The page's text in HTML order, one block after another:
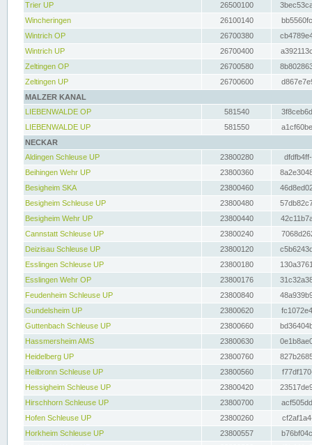
Trier UP
26500100
Wincheringen
26100140
Wintrich OP
26700380
Wintrich UP
26700400
Zeltingen OP
26700580
Zeltingen UP
26700600
MALZER KANAL
LIEBENWALDE OP
581540
LIEBENWALDE UP
581550
NECKAR
Aldingen Schleuse UP
23800280
Beihingen Wehr UP
23800360
Besigheim SKA
23800460
Besigheim Schleuse UP
23800480
Besigheim Wehr UP
23800440
Cannstatt Schleuse UP
23800240
Deizisau Schleuse UP
23800120
Esslingen Schleuse UP
23800180
Esslingen Wehr OP
23800176
Feudenheim Schleuse UP
23800840
Gundelsheim UP
23800620
Guttenbach Schleuse UP
23800660
Hassmersheim AMS
23800630
Heidelberg UP
23800760
Heilbronn Schleuse UP
23800560
Hessigheim Schleuse UP
23800420
Hirschhorn Schleuse UP
23800700
Hofen Schleuse UP
23800260
Horkheim Schleuse UP
23800557